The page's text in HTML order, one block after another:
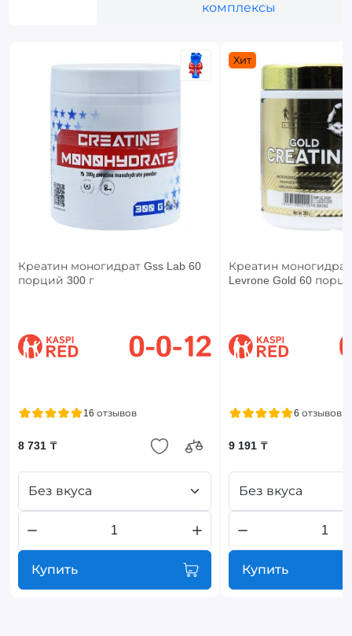
комплексы
Креатин моногидрат Gss Lab 60
порций 300 г
16 отзывов
8 731 ₸
Без вкуса
Купить
Хит
Креатин моногидрат
Levrone Gold 60
6 отзывов
9 191 ₸
Без вкуса
Купить